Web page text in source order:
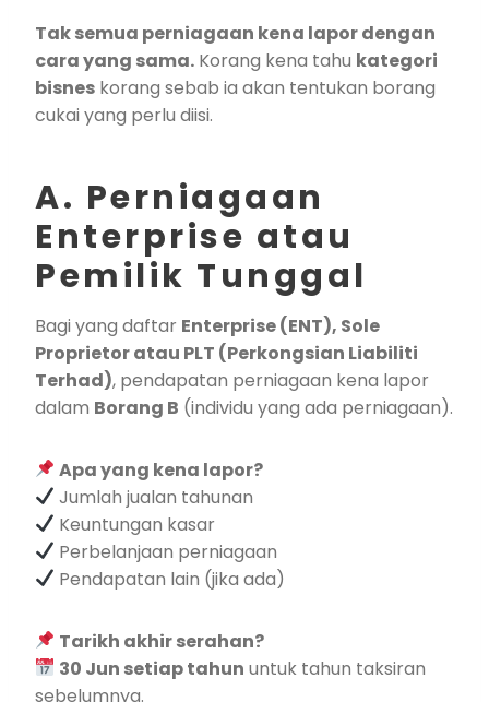
Tak semua perniagaan kena lapor dengan
cara yang sama. Korang kena tahu kategori
bisnes korang sebab ia akan tentukan borang
cukai yang perlu diisi.
A. Perniagaan
Enterprise atau
Pemilik Tunggal
Bagi yang daftar Enterprise (ENT), Sole
Proprietor atau PLT (Perkongsian Liabiliti
Terhad), pendapatan perniagaan kena lapor
dalam Borang B (individu yang ada perniagaan).
Apa yang kena lapor?
Jumlah jualan tahunan
Keuntungan kasar
Perbelanjaan perniagaan
Pendapatan lain (jika ada)
Tarikh akhir serahan?
30 Jun setiap tahun untuk tahun taksiran
sebelumnya.